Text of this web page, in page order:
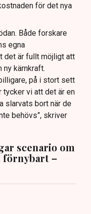
för det nya
Både forskare
egna
det är fullt möjligt att
kärnkraft.
på i stort sett
tycker vi att det är en
slarvats bort när de
behövs”, skriver
scenario om
förnybart –